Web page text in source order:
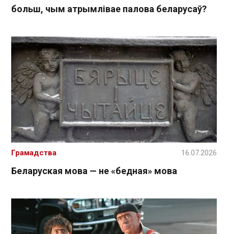
больш, чым атрымлівае палова беларусаў?
Беларуская мова — не «бедная» мова
Грамадства 16.07.2026